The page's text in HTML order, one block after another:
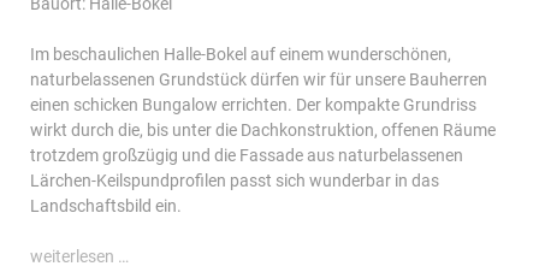
Bauort: Halle-Bokel
Im beschaulichen Halle-Bokel auf einem wunderschönen,
naturbelassenen Grundstück dürfen wir für unsere Bauherren
einen schicken Bungalow errichten. Der kompakte Grundriss
wirkt durch die, bis unter die Dachkonstruktion, offenen Räume
trotzdem großzügig und die Fassade aus naturbelassenen
Lärchen-Keilspundprofilen passt sich wunderbar in das
Landschaftsbild ein.
weiterlesen …bungalow